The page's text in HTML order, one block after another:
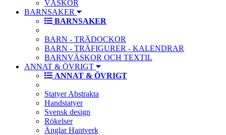
VÄSKOR
BARNSAKER
BARNSAKER
BARN - TRÄDOCKOR
BARN - TRÄFIGURER - KALENDRAR
BARNVÄSKOR OCH TEXTIL
ANNAT & ÖVRIGT
ANNAT & ÖVRIGT
Statyer Abstrakta
Handstatyer
Svensk design
Rökelser
Änglar Hantverk